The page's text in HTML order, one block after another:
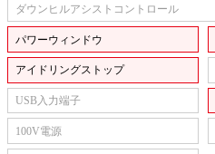
ダウンヒルアシストコントロール
パワーウィンドウ
アイドリングストップ
USB入力端子
100V電源